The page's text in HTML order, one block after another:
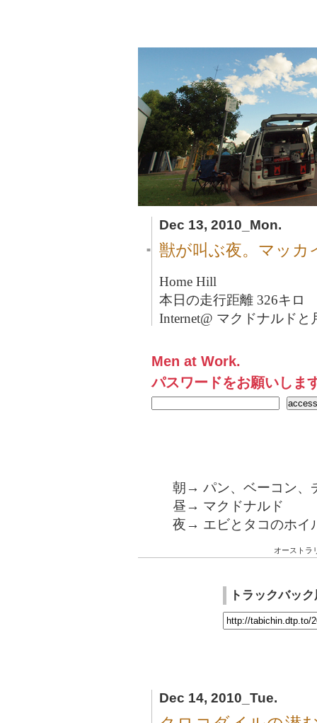
Dec 13, 2010_Mon.
■ 獣が叫ぶ夜。マッ
Home Hill
本日の走行距離 326キロ
Internet@ マクドナルドと
Men at Work.
パスワードをお願いしま
朝→ パン、ベーコン、
昼→ マクドナルド
夜→ エビとタコのホイ
オーストラ
トラックバッ
Dec 14, 2010_Tue.